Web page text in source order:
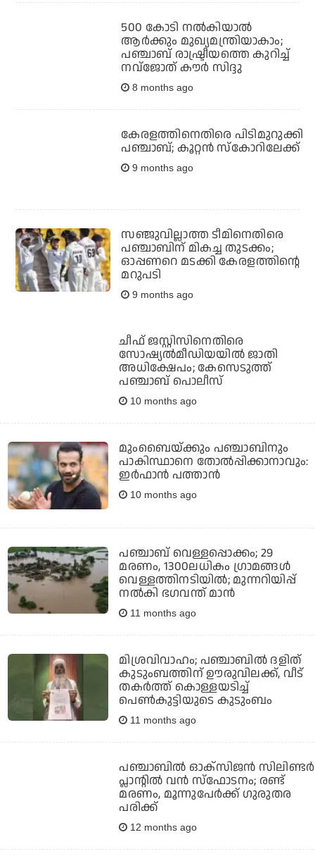
500 കോടി നല്‍കിയാല്‍
ആര്‍ക്കും മുഖ്യമന്ത്രിയാകാം;
പഞ്ചാബ് രാഷ്ട്രീയത്തെ കുറിച്ച്
നവ്‌ജോത് കൗര്‍ സിദ്ദു
8 months ago
കേരളത്തിനെതിരെ പിടിമുറുക്കി
പഞ്ചാബ്; കൂറ്റന്‍ സ്‌കോറിലേക്ക്
9 months ago
സഞ്ജുവില്ലാത്ത ടീമിനെതിരെ
പഞ്ചാബിന് മികച്ച തുടക്കം;
ഓപ്പണറെ മടക്കി കേരളത്തിന്റെ
മറുപടി
9 months ago
ചീഫ് ജസ്റ്റിസിനെതിരെ
സോഷ്യല്‍മീഡിയയില്‍ ജാതി
അധിക്ഷേപം; കേസെടുത്ത്
പഞ്ചാബ് പൊലീസ്
10 months ago
മുംബൈയ്ക്കും പഞ്ചാബിനും
പാകിസ്ഥാനെ തോല്‍പ്പിക്കാനാവും:
ഇര്‍ഫാന്‍ പത്താന്‍
10 months ago
പഞ്ചാബ് വെള്ളപ്പൊക്കം; 29
മരണം, 1300ലധികം ഗ്രാമങ്ങള്‍
വെള്ളത്തിനടിയില്‍; മുന്നറിയിപ്പ്
നല്‍കി ഭഗവന്ത് മാന്‍
11 months ago
മിശ്രവിവാഹം; പഞ്ചാബില്‍ ദളിത്
കുടുംബത്തിന് ഊരുവിലക്ക്, വീട്
തകര്‍ത്ത് കൊള്ളയടിച്ച്
പെണ്‍കുട്ടിയുടെ കുടുംബം
11 months ago
പഞ്ചാബില്‍ ഓക്‌സിജന്‍ സിലിണ്ടര്‍
പ്ലാന്റില്‍ വന്‍ സ്‌ഫോടനം; രണ്ട്
മരണം, മൂന്നുപേര്‍ക്ക് ഗുരുതര
പരിക്ക്
12 months ago